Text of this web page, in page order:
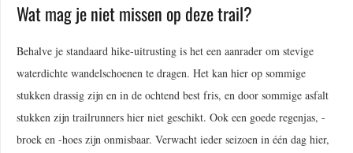
Wat mag je niet missen op deze trail?
Behalve je standaard hike-uitrusting is het een aanrader om stevige
waterdichte wandelschoenen te dragen. Het kan hier op sommige
stukken drassig zijn en in de ochtend best fris, en door sommige asfalt
stukken zijn trailrunners hier niet geschikt. Ook een goede regenjas, -
broek en -hoes zijn onmisbaar. Verwacht ieder seizoen in één dag hier,